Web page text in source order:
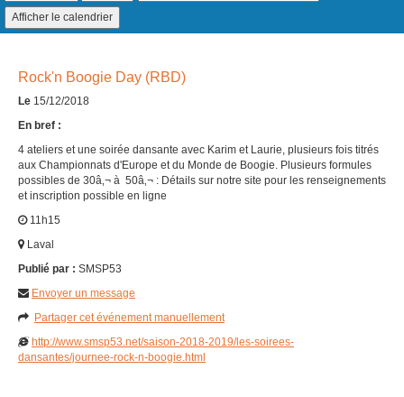
Rock'n Boogie Day (RBD)
Le 15/12/2018
En bref :
4 ateliers et une soirée dansante avec Karim et Laurie, plusieurs fois titrés
aux Championnats d'Europe et du Monde de Boogie. Plusieurs formules
possibles de 30â‚¬ à 50â‚¬ : Détails sur notre site pour les renseignements
et inscription possible en ligne
11h15
Laval
Publié par : SMSP53
Envoyer un message
Partager cet événement manuellement
http://www.smsp53.net/saison-2018-2019/les-soirees-
dansantes/journee-rock-n-boogie.html